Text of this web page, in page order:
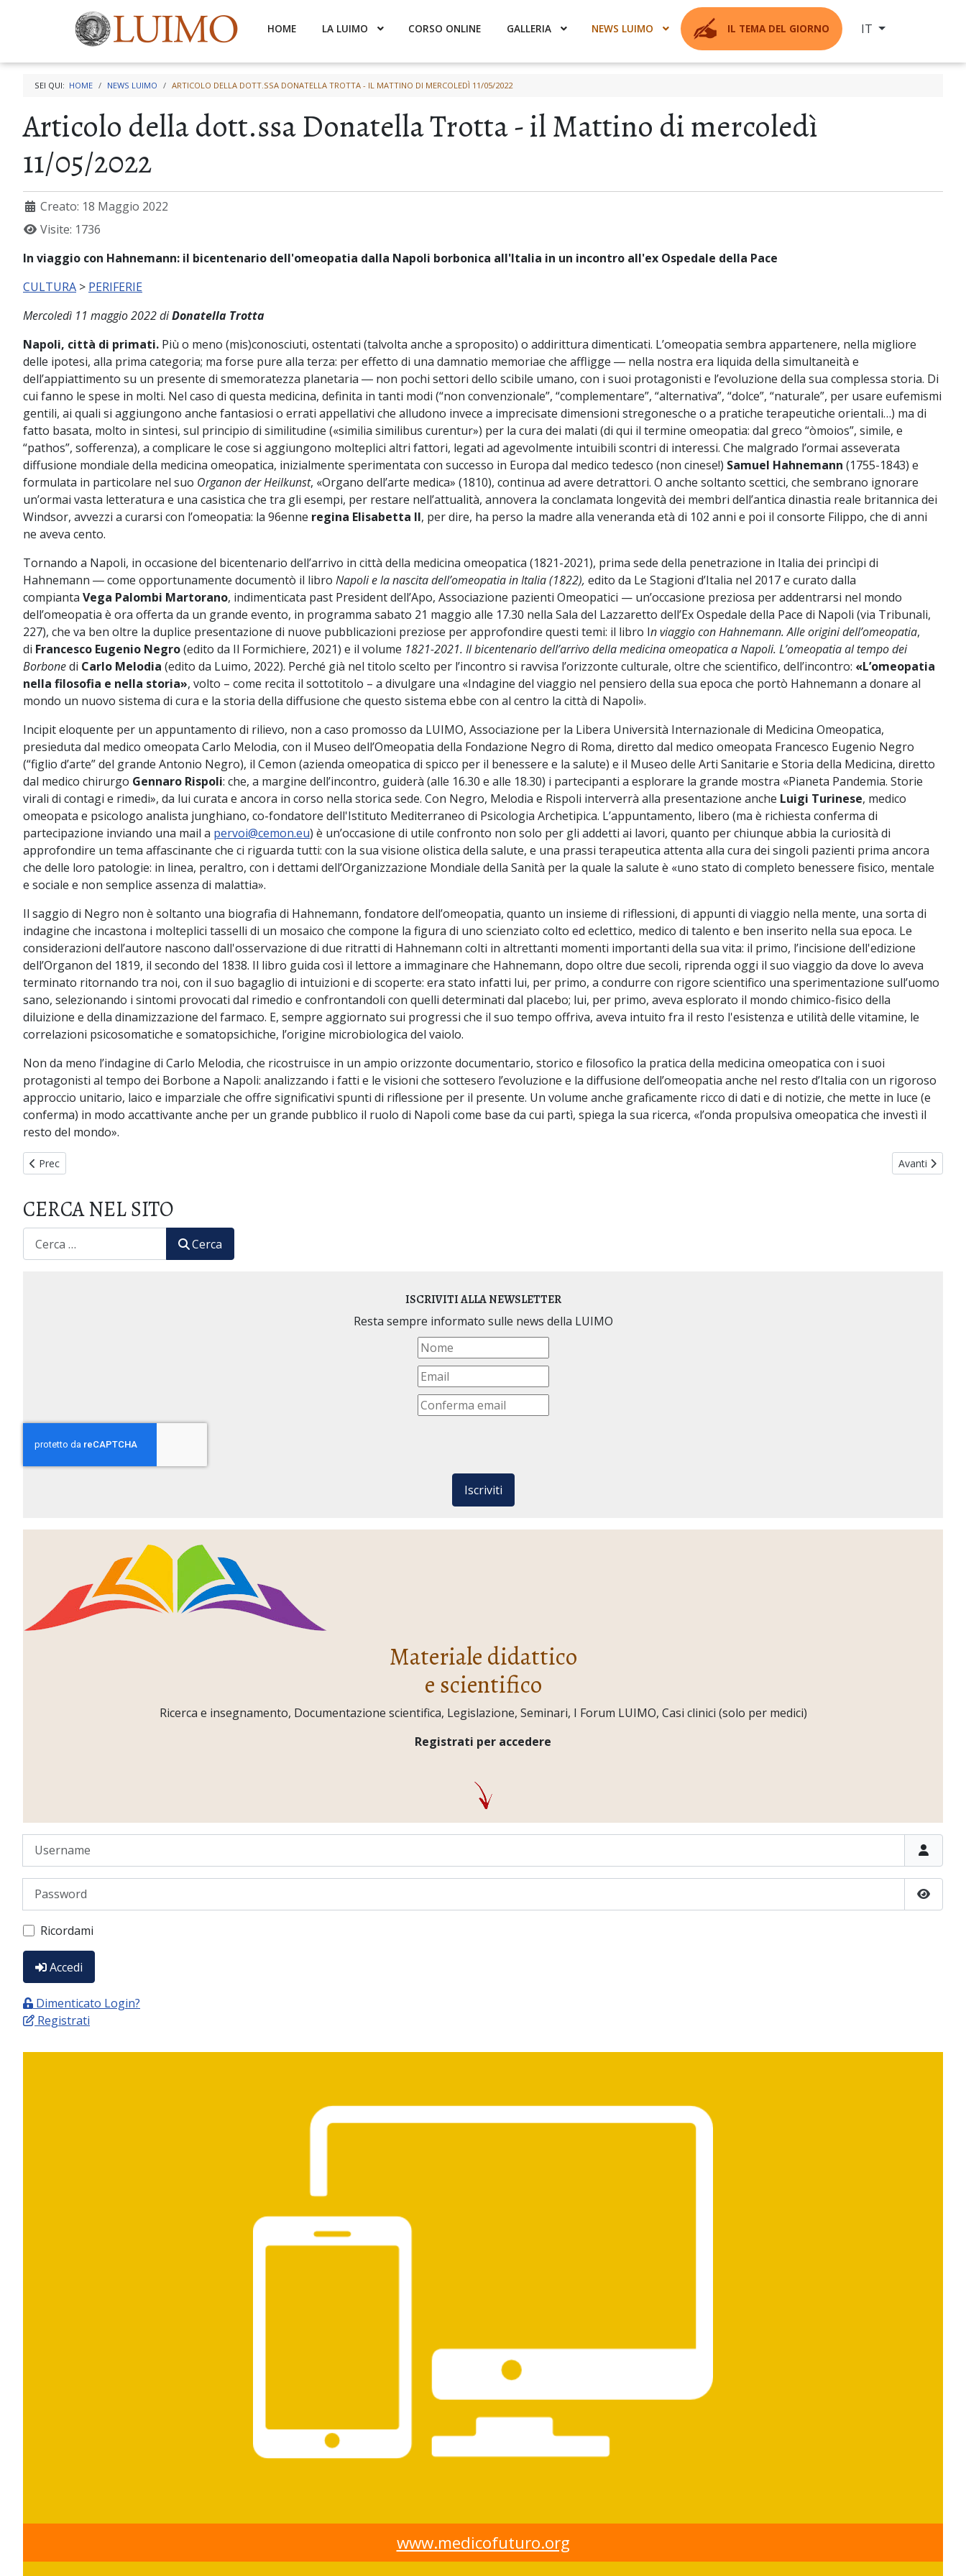
HOME LA LUIMO CORSO ONLINE GALLERIA NEWS LUIMO IL TEMA DEL GIORNO Seleziona la tua
IT
SEI QUI: HOME NEWS LUIMO ARTICOLO DELLA DOTT.SSA DONATELLA TROTTA - IL MATTINO DI MERCOLEDÌ 11/05/2022
Articolo della dott.ssa Donatella Trotta - il Mattino di mercoledì
11/05/2022
Creato: 18 Maggio 2022
Visite: 1736
In viaggio con Hahnemann: il bicentenario dell'omeopatia dalla Napoli borbonica all'Italia in un incontro all'ex Ospedale della Pace
CULTURA > PERIFERIE
Mercoledì 11 maggio 2022diDonatella Trotta
Napoli, città di primati. Più o meno (mis)conosciuti, ostentati (talvolta anche a sproposito) o addirittura dimenticati. L’omeopatia sembra appartenere, nella migliore
delle ipotesi, alla prima categoria; ma forse pure alla terza: per effetto di una damnatio memoriae che affligge ― nella nostra era liquida della simultaneità e
dell’appiattimento su un presente di smemoratezza planetaria ― non pochi settori dello scibile umano, con i suoi protagonisti e l’evoluzione della sua complessa storia. Di
cui fanno le spese in molti. Nel caso di questa medicina, definita in tanti modi (“non convenzionale”, “complementare”, “alternativa”, “dolce”, “naturale”, per usare eufemismi
gentili, ai quali si aggiungono anche fantasiosi o errati appellativi che alludono invece a imprecisate dimensioni stregonesche o a pratiche terapeutiche orientali…) ma di
fatto basata, molto in sintesi, sul principio di similitudine («similia similibus curentur») per la cura dei malati (di qui il termine omeopatia: dal greco “òmoios”, simile, e
“pathos”, sofferenza), a complicare le cose si aggiungono molteplici altri fattori, legati ad agevolmente intuibili scontri di interessi. Che malgrado l’ormai asseverata
diffusione mondiale della medicina omeopatica, inizialmente sperimentata con successo in Europa dal medico tedesco (non cinese!) Samuel Hahnemann (1755-1843) e
formulata in particolare nel suo Organon der Heilkunst, «Organo dell’arte medica» (1810), continua ad avere detrattori. O anche soltanto scettici, che sembrano ignorare
un’ormai vasta letteratura e una casistica che tra gli esempi, per restare nell’attualità, annovera la conclamata longevità dei membri dell’antica dinastia reale britannica dei
Windsor, avvezzi a curarsi con l’omeopatia: la 96enne regina Elisabetta II, per dire, ha perso la madre alla veneranda età di 102 anni e poi il consorte Filippo, che di anni
ne aveva cento.
Tornando a Napoli, in occasione del bicentenario dell’arrivo in città della medicina omeopatica (1821-2021), prima sede della penetrazione in Italia dei princìpi di
Hahnemann ― come opportunamente documentò il libro Napoli e la nascita dell’omeopatia in Italia (1822), edito da Le Stagioni d’Italia nel 2017 e curato dalla
compianta Vega Palombi Martorano, indimenticata past President dell’Apo, Associazione pazienti Omeopatici — un’occasione preziosa per addentrarsi nel mondo
dell’omeopatia è ora offerta da un grande evento, in programma sabato 21 maggio alle 17.30 nella Sala del Lazzaretto dell’Ex Ospedale della Pace di Napoli (via Tribunali,
227), che va ben oltre la duplice presentazione di nuove pubblicazioni preziose per approfondire questi temi: il libro In viaggio con Hahnemann. Alle origini dell’omeopatia,
di Francesco Eugenio Negro(edito da Il Formichiere, 2021) e il volume 1821-2021. Il bicentenario dell’arrivo della medicina omeopatica a Napoli. L’omeopatia al tempo dei
Borbonedi Carlo Melodia (edito da Luimo, 2022). Perché già nel titolo scelto per l’incontro si ravvisa l’orizzonte culturale, oltre che scientifico, dell’incontro: «L’omeopatia
nella filosofia e nella storia», volto – come recita il sottotitolo – a divulgare una «Indagine del viaggio nel pensiero della sua epoca che portò Hahnemann a donare al
mondo un nuovo sistema di cura e la storia della diffusione che questo sistema ebbe con al centro la città di Napoli».
Incipit eloquente per un appuntamento di rilievo, non a caso promosso da LUIMO, Associazione per la Libera Università Internazionale di Medicina Omeopatica,
presieduta dal medico omeopata Carlo Melodia, con il Museo dell’Omeopatia della Fondazione Negro di Roma, diretto dal medico omeopata Francesco Eugenio Negro
(“figlio d’arte” del grande Antonio Negro), il Cemon (azienda omeopatica di spicco per il benessere e la salute) e il Museo delle Arti Sanitarie e Storia della Medicina, diretto
dal medico chirurgo Gennaro Rispoli: che, a margine dell’incontro, guiderà (alle 16.30 e alle 18.30) i partecipanti a esplorare la grande mostra «Pianeta Pandemia. Storie
virali di contagi e rimedi», da lui curata e ancora in corso nella storica sede. Con Negro, Melodia e Rispoli interverrà alla presentazione anche Luigi Turinese, medico
omeopata e psicologo analista junghiano, co-fondatore dell'Istituto Mediterraneo di Psicologia Archetipica. L’appuntamento, libero (ma è richiesta conferma di
partecipazione inviando una mail a pervoi@cemon.eu) è un’occasione di utile confronto non solo per gli addetti ai lavori, quanto per chiunque abbia la curiosità di
approfondire un tema affascinante che ci riguarda tutti: con la sua visione olistica della salute, e una prassi terapeutica attenta alla cura dei singoli pazienti prima ancora
che delle loro patologie: in linea, peraltro, con i dettami dell’Organizzazione Mondiale della Sanità per la quale la salute è «uno stato di completo benessere fisico, mentale
e sociale e non semplice assenza di malattia».
Il saggio di Negro non è soltanto una biografia di Hahnemann, fondatore dell’omeopatia, quanto un insieme di riflessioni, di appunti di viaggio nella mente, una sorta di
indagine che incastona i molteplici tasselli di un mosaico che compone la figura di uno scienziato colto ed eclettico, medico di talento e ben inserito nella sua epoca. Le
considerazioni dell’autore nascono dall'osservazione di due ritratti di Hahnemann colti in altrettanti momenti importanti della sua vita: il primo, l’incisione dell'edizione
dell’Organon del 1819, il secondo del 1838. Il libro guida così il lettore a immaginare che Hahnemann, dopo oltre due secoli, riprenda oggi il suo viaggio da dove lo aveva
terminato ritornando tra noi, con il suo bagaglio di intuizioni e di scoperte: era stato infatti lui, per primo, a condurre con rigore scientifico una sperimentazione sull’uomo
sano, selezionando i sintomi provocati dal rimedio e confrontandoli con quelli determinati dal placebo; lui, per primo, aveva esplorato il mondo chimico-fisico della
diluizione e della dinamizzazione del farmaco. E, sempre aggiornato sui progressi che il suo tempo offriva, aveva intuito fra il resto l'esistenza e utilità delle vitamine, le
correlazioni psicosomatiche e somatopsichiche, l’origine microbiologica del vaiolo.
Non da meno l’indagine di Carlo Melodia, che ricostruisce in un ampio orizzonte documentario, storico e filosofico la pratica della medicina omeopatica con i suoi
protagonisti al tempo dei Borbone a Napoli: analizzando i fatti e le visioni che sottesero l’evoluzione e la diffusione dell’omeopatia anche nel resto d’Italia con un rigoroso
approccio unitario, laico e imparziale che offre significativi spunti di riflessione per il presente. Un volume anche graficamente ricco di dati e di notizie, che mette in luce (e
conferma) in modo accattivante anche per un grande pubblico il ruolo di Napoli come base da cui partì, spiega la sua ricerca, «l’onda propulsiva omeopatica che investì il
resto del mondo».
Articolo precedente: 1821-2021 Il Bicentenario della Medicina Omeopatica a Napoli
Prec Articolo
Avanti
CERCA NEL SITO
Cerca
ISCRIVITI ALLA NEWSLETTER
Resta sempre informato sulle news della LUIMO
Iscriviti
Materiale didattico
e scientifico
Ricerca e insegnamento, Documentazione scientifica, Legislazione, Seminari, I Forum LUIMO, Casi clinici (solo per medici)
Registrati per accedere
Username
Password
Show
Ricordami
Accedi
Dimenticato Login?
Registrati
www.medicofuturo.org